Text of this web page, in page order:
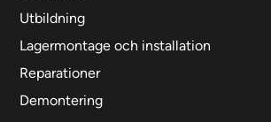
Utbildning
Lagermontage och installation
Reparationer
Demontering